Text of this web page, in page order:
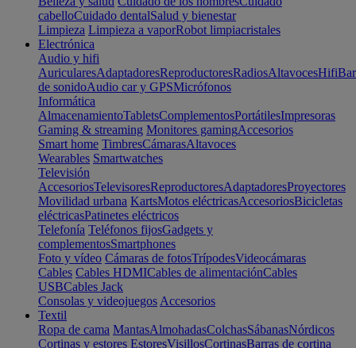
cabelloCuidado dentalSalud y bienestar
Limpieza Limpieza a vaporRobot limpiacristales
Electrónica
Audio y hifi
AuricularesAdaptadoresReproductoresRadiosAltavocesHifi
de sonidoAudio car y GPSMicrófonos
Informática
AlmacenamientoTabletsComplementosPortátilesImpresoras
Gaming & streaming Monitores gamingAccesorios
Smart home TimbresCámarasAltavoces
Wearables Smartwatches
Televisión
AccesoriosTelevisoresReproductoresAdaptadoresProyectores
Movilidad urbana KartsMotos eléctricasAccesoriosBicicletas
eléctricasPatinetes eléctricos
Telefonía Teléfonos fijosGadgets y
complementosSmartphones
Foto y vídeo Cámaras de fotosTrípodesVideocámaras
Cables Cables HDMICables de alimentaciónCables
USBCables Jack
Consolas y videojuegos Accesorios
Textil
Ropa de cama MantasAlmohadasColchasSábanasNórdicos
Cortinas y estores EstoresVisillosCortinasBarras de cortina